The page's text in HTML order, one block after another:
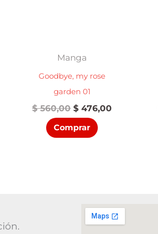
Manga
Goodbye, my rose
garden 01
$560,00 El
precio
original
era:
$ 476,00
Comprar